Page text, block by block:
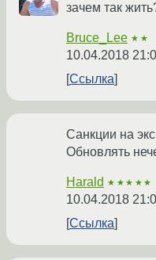
зачем так
Bruce_Lee ★★
10.04.2018
Ссылка
Санкции на
Обновлять
Harald ★★★★★
10.04.2018
Ссылка